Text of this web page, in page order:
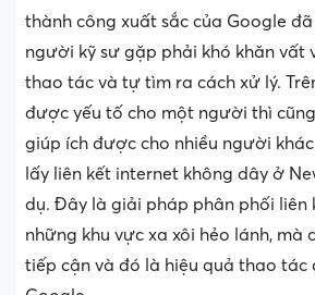
thành công xuất sắc của Google
người kỹ sư gặp phải khó khăn vất
thao tác và tự tìm ra cách xử lý.
được yếu tố cho một người thì
giúp ích được cho nhiều người
lấy liên kết internet không dây ở
dụ. Đây là giải pháp phân phối liên
những khu vực xa xôi hẻo lánh, mà
tiếp cận và đó là hiệu quả thao tác